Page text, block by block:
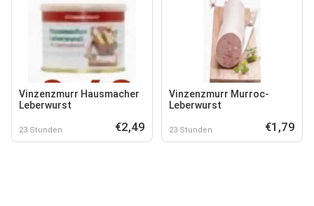
Vinzenzmurr Hausmacher
Leberwurst
23 Stunden €2,49
Vinzenzmurr Murroc-
Leberwurst
23 Stunden €1,79